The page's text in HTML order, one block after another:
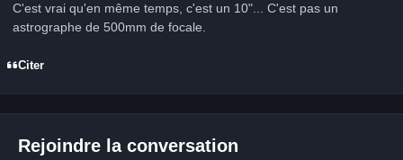
C'est vrai qu'en même temps, c'est un 10"... C'est pas un
astrographe de 500mm de focale.
Citer
Rejoindre la conversation